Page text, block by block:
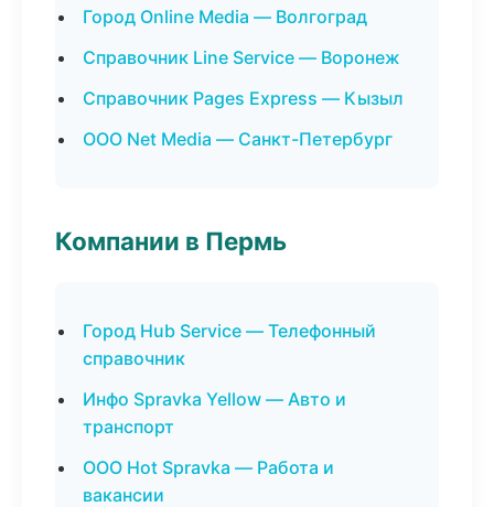
Город Online Media — Волгоград
Справочник Line Service — Воронеж
Справочник Pages Express — Кызыл
ООО Net Media — Санкт-Петербург
Компании в Пермь
Город Hub Service — Телефонный
справочник
Инфо Spravka Yellow — Авто и
транспорт
ООО Hot Spravka — Работа и
вакансии